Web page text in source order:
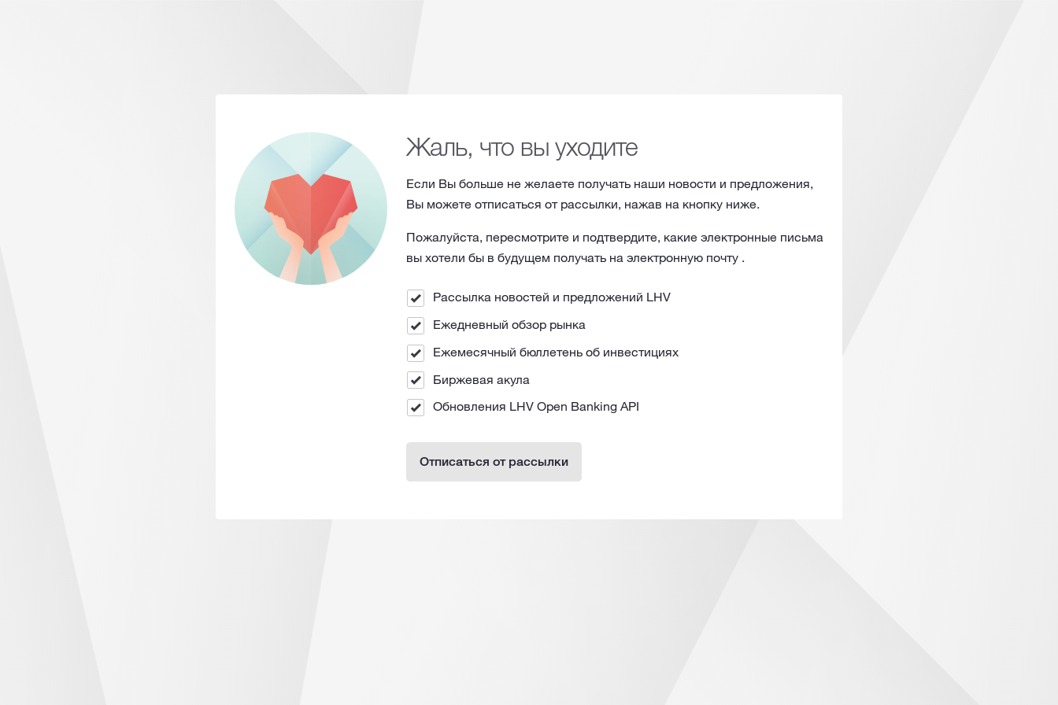
Жаль, что вы уходите
Если Вы больше не желаете получать наши новости и предложения,
Вы можете отписаться от рассылки, нажав на кнопку ниже.
Пожалуйста, пересмотрите и подтвердите, какие электронные письма
вы хотели бы в будущем получать на электронную почту .
Рассылка новостей и предложений LHV
Ежедневный обзор рынка
Ежемесячный бюллетень об инвестициях
Биржевая акула
Обновления LHV Open Banking API
Отписаться от рассылки